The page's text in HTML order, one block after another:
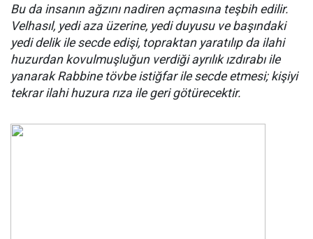
Bu da insanın ağzını nadiren açmasına teşbih edilir.
Velhasıl, yedi aza üzerine, yedi duyusu ve başındaki
yedi delik ile secde edişi, topraktan yaratılıp da ilahi
huzurdan kovulmuşluğun verdiği ayrılık ızdırabı ile
yanarak Rabbine tövbe istiğfar ile secde etmesi; kişiyi
tekrar ilahi huzura rıza ile geri götürecektir.